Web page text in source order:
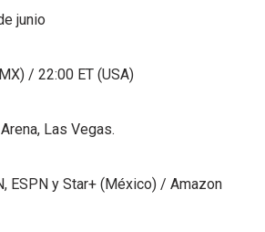
junio
/ 22:00 ET (USA)
Las Vegas.
ESPN y Star+ (México) / Amazon